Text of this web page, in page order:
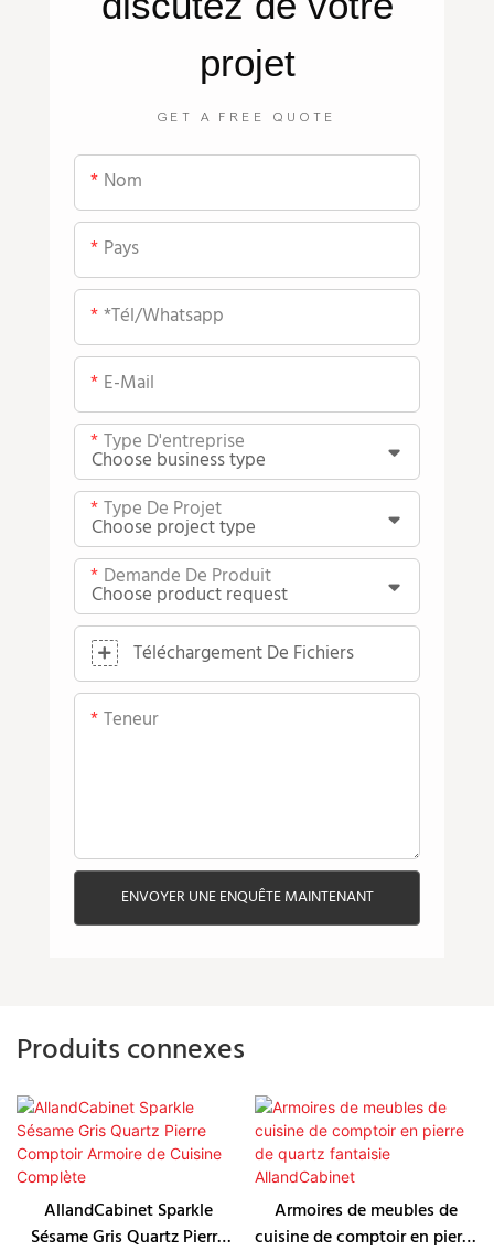
projet
GET A FREE QUOTE
Nom
Pays
*tél/whatsapp
E-Mail
Type D'entreprise
Type De Projet
Demande De Produit
Téléchargement De Fichiers
Teneur
ENVOYER UNE ENQUÊTE MAINTENANT
Produits connexes
AllandCabinet Sparkle
Sésame Gris Quartz Pierre
Armoires de meubles de
cuisine de comptoir en pierre